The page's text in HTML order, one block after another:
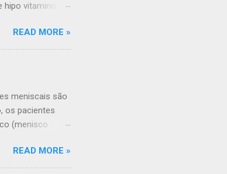
vitaminose
é absorvido, e
deve ser
natos. o
READ MORE »
meniscais são
os pacientes
(menisco
meniscal Lesão
frequente? Sim,
READ MORE »